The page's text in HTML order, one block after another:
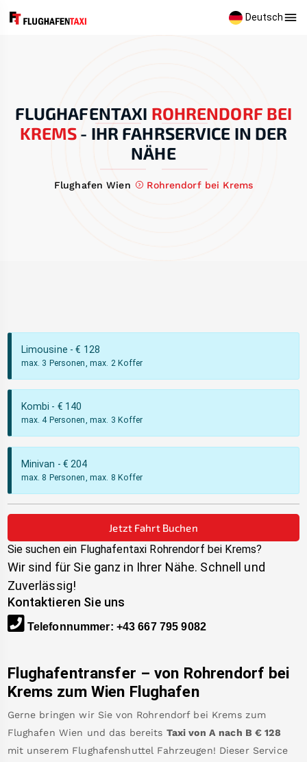
Deutsch
FLUGHAFENTAXI ROHRENDORF BEI
KREMS - IHR FAHRSERVICE IN DER
NÄHE
Flughafen Wien Rohrendorf bei Krems
Limousine - € 128
max. 3 Personen, max. 2 Koffer
Kombi - € 140
max. 4 Personen, max. 3 Koffer
Minivan - € 204
max. 8 Personen, max. 8 Koffer
Jetzt Fahrt Buchen
Sie suchen ein Flughafentaxi Rohrendorf bei Krems?
Wir sind für Sie ganz in Ihrer Nähe. Schnell und
Zuverlässig!
Kontaktieren Sie uns
Telefonnummer: +43 667 795 9082
Flughafentransfer – von Rohrendorf bei
Krems zum Wien Flughafen
Gerne bringen wir Sie von Rohrendorf bei Krems zum
Flughafen Wien und das bereits Taxi von A nach B €128
mit unserem Flughafenshuttel Fahrzeugen! Dieser Service